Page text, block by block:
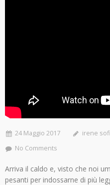
24 Maggio 2017 irene
No Comments
Arriva il caldo e, visto che noi
pesanti per indossarne di più